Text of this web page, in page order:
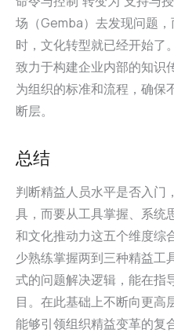
场（Gemba）去发现问题
时，文化转型就已经开始了。
致力于构建企业内部的知识
为组织的标准和流程，确保
断层。
总结
判断精益人员水平是否入门
具，而要从工具掌握、系统
和文化推动力这五个维度综
少熟练掌握两到三种精益工
式的问题解决逻辑，能在指
目。在此基础上不断向更高
能够引领组织精益变革的复